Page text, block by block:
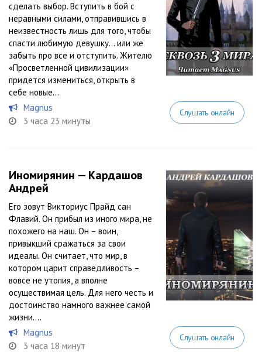
сделать выбор. Вступить в бой с
неравными силами, отправившись в
неизвестность лишь для того, чтобы
спасти любимую девушку… или же
забыть про все и отступить. Жителю
«Просветленной цивилизации»
придется измениться, открыть в
себе новые...
Magnus
3 часа 23 минуты
Слушать онлайн
Иномирянин — Кардашов
Андрей
Его зовут Викториус Прайд сан
Флавий. Он прибыл из иного мира, не
похожего на наш. Он – воин,
привыкший сражаться за свои
идеалы. Он считает, что мир, в
котором царит справедливость –
вовсе не утопия, а вполне
осуществимая цель. Для него честь и
достоинство намного важнее самой
жизни....
Magnus
3 часа 18 минут
Слушать онлайн